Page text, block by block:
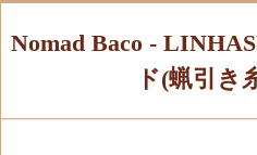
Nomad Baco -
ド(蝋引き